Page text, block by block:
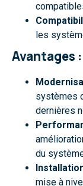
les
Avantages :
systèmes
dernières
du
mise à